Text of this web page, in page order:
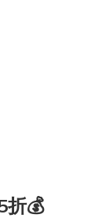
折💰